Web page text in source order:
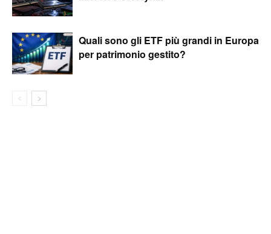
Quali sono gli ETF più grandi in Europa
per patrimonio gestito?